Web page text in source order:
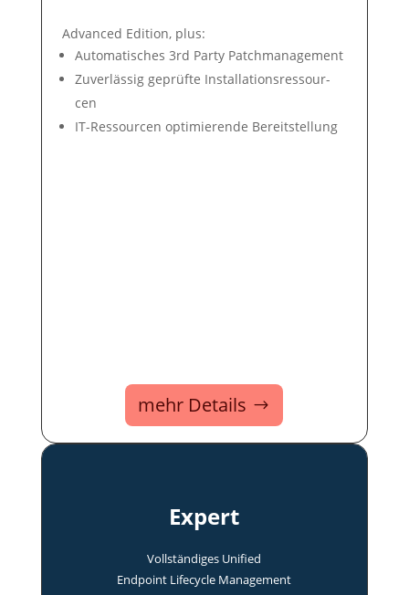
Advanced Edition, plus:
Auto­mati­sches 3rd Party Patch­ma­nage­ment
Zuver­lässig ge­prüf­te In­stal­la­tions­res­sour­
cen
IT-Ressour­cen op­ti­mie­ren­de Be­reit­stel­lung
mehr Details
Expert
Voll­ständi­ges Uni­fied
End­point Life­cycle Manage­ment